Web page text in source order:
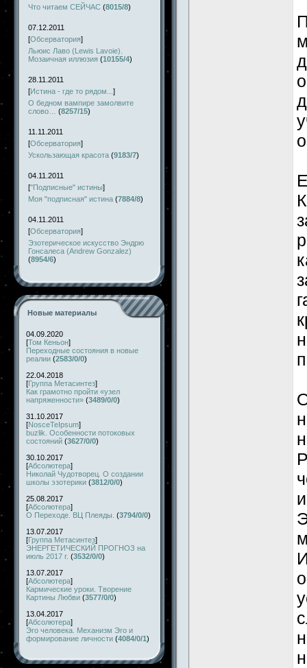
Что читаем СЕЙЧАС (8015/8)
07.12.2011
[Обсерватория]
Льюис Лаво (Lewis Lavoie).
Мозаичная иллюзия (10155/4)
28.11.2011
[Истина - где то рядом... ]
О бедном вампире замолвите
слово…
(8257/15)
11.11.2011
[Обсерватория]
Ускользающая красота (9183/7)
04.11.2011
["Подписные" истины]
Моя "подписная" истина (7884/8)
04.11.2011
[Обсерватория]
Эзотерическое искусство Эндрю
Гонсалеса (Andrew Gonzalez)
(8954/6)
Новые материалы
04.09.2020
[Том Кеньон]
Переходные состояния в новые
реалии (2583/0/0)
22.04.2018
[Группа Метасинтез]
Как грамотно пройти «узел
напряженности» (3489/0/0)
31.10.2017
[NosceTeIpsum]
buzlik. Особенности потоковых
состояний (3627/0/0)
30.10.2017
[Абсолютера]
Николай Чудотворец. О создании
школы эзотерики (3812/0/0)
25.08.2017
[Абсолютера]
О Переходе. ВЦ Плеяды. (3794/0/0)
13.07.2017
[Группа Метасинтез]
ЭНЕРГЕТИЧЕСКИЙ ПРОГНОЗ на
июль 2017 г. (3532/0/0)
13.07.2017
[Абсолютера]
Кармические уроки. Творение
Картины Любви (3577/0/0)
13.04.2017
[Абсолютера]
Эго человека. Механизм Эго и
формирование личности (4084/0/1)